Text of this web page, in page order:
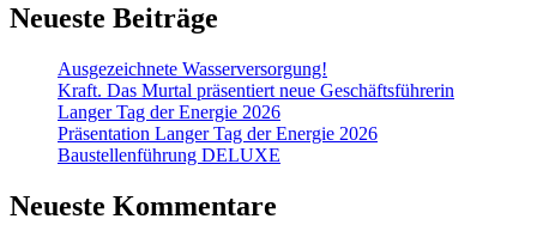
Neueste Beiträge
Ausgezeichnete Wasserversorgung!
Kraft. Das Murtal präsentiert neue Geschäftsführerin
Langer Tag der Energie 2026
Präsentation Langer Tag der Energie 2026
Baustellenführung DELUXE
Neueste Kommentare